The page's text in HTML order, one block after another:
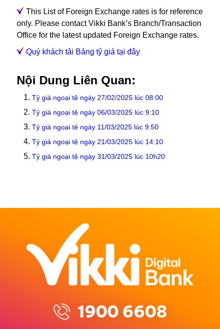
This List of Foreign Exchange rates is for reference
only. Please contact Vikki Bank’s Branch/Transaction
Office for the latest updated Foreign Exchange rates.
Quý khách tải Bảng tỷ giá tại đây
Nội Dung Liên Quan:
Tỷ giá ngoại tệ ngày 27/02/2025 lúc 08:00
Tỷ giá ngoại tệ ngày 06/03/2025 lúc 9:10
Tỷ giá ngoại tệ ngày 11/03/2025 lúc 9:50
Tỷ giá ngoại tệ ngày 21/03/2025 lúc 14:10
Tỷ giá ngoại tệ ngày 31/03/2025 lúc 10h20